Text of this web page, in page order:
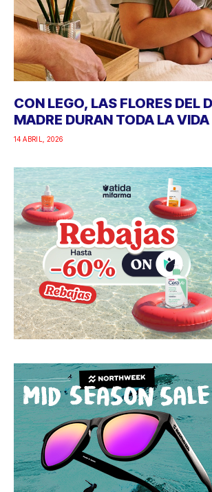
CON LEGO, LAS FLORES DEL
MADRE DURAN TODA LA VIDA
14 ABRIL, 2026